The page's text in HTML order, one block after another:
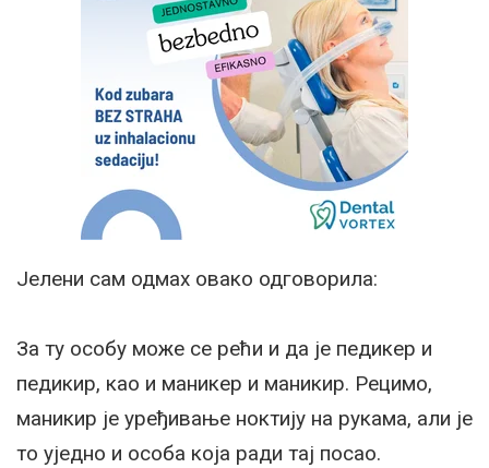
Јелени сам одмах овако одговорила:
За ту особу може се рећи и да је педикер и
педикир, као и маникер и маникир. Рецимо,
маникир је уређивање ноктију на рукама, али је
то уједно и особа која ради тај посао.